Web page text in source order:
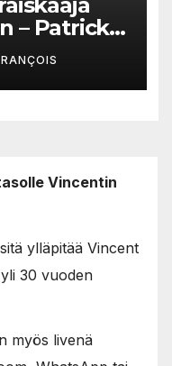
– Patrick
Vincentin
ylläpitää Vincent
30 vuoden
myös livenä